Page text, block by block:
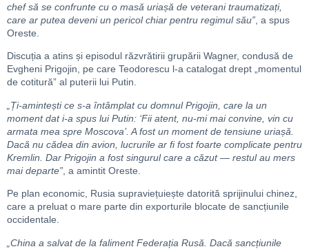
chef să se confrunte cu o masă uriașă de veterani traumatizați,
care ar putea deveni un pericol chiar pentru regimul său” , a spus
Oreste.
Discuția a atins și episodul răzvrătirii grupării Wagner, condusă de
Evgheni Prigojin, pe care Teodorescu l-a catalogat drept „momentul
de cotitură” al puterii lui Putin.
„Ți-amintești ce s-a întâmplat cu domnul Prigojin, care la un
moment dat i-a spus lui Putin: ‘Fii atent, nu-mi mai convine, vin cu
armata mea spre Moscova’. A fost un moment de tensiune uriașă.
Dacă nu cădea din avion, lucrurile ar fi fost foarte complicate pentru
Kremlin. Dar Prigojin a fost singurul care a căzut — restul au mers
mai departe” , a amintit Oreste.
Pe plan economic, Rusia supraviețuiește datorită sprijinului chinez,
care a preluat o mare parte din exporturile blocate de sancțiunile
occidentale.
„China a salvat de la faliment Federația Rusă. Dacă sancțiunile